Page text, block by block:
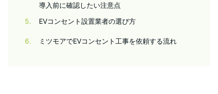
導入前に確認したい注意点
5
EVコンセント設置業者の選び方
6 ミツモアでEVコンセント工事を依頼する流れ